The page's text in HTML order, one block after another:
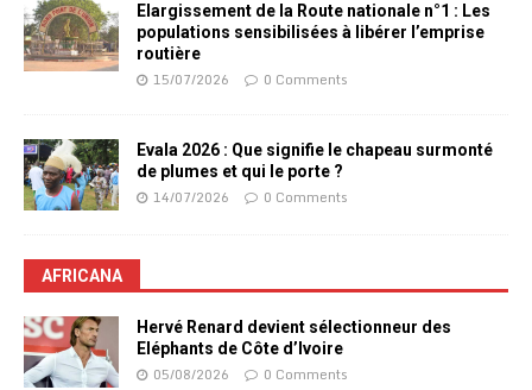
Elargissement de la Route nationale n°1 : Les
populations sensibilisées à libérer l’emprise
routière
15/07/2026 0 Comments
Evala 2026 : Que signifie le chapeau surmonté
de plumes et qui le porte ?
14/07/2026 0 Comments
AFRICANA
Hervé Renard devient sélectionneur des
Eléphants de Côte d’Ivoire
05/08/2026 0 Comments